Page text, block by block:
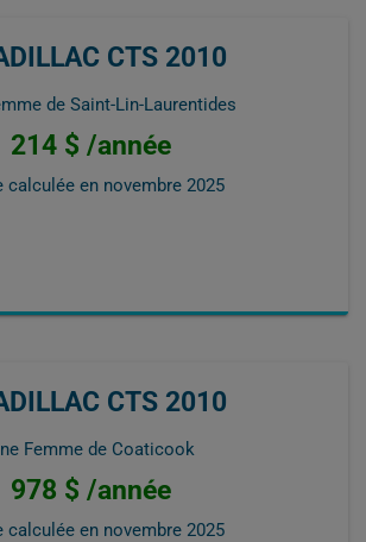
CTS 2010
de Saint-Lin-Laurentides
214 $ /année
calculée en novembre 2025
CTS 2010
Femme de Coaticook
978 $ /année
calculée en novembre 2025